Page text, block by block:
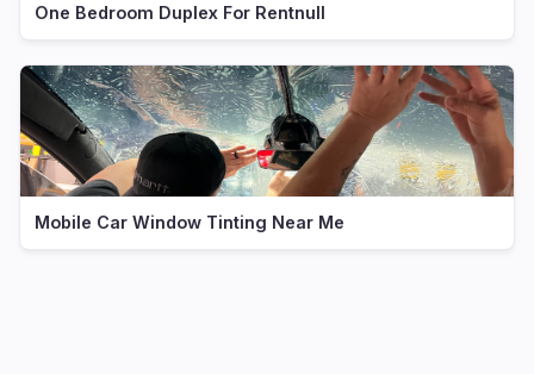
One Bedroom Duplex For Rentnull
Mobile Car Window Tinting Near Me